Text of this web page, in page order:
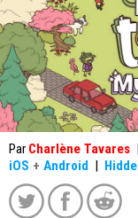
Par Charlène Tavares |
iOS + Android |